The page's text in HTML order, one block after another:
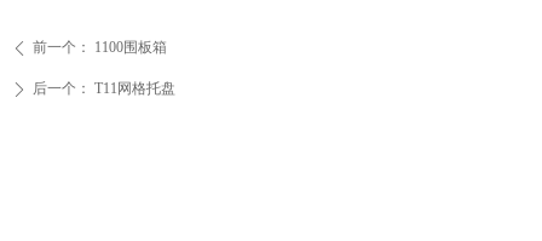
ꄴ 前一个： 1100围板箱
ꄲ 后一个： T11网格托盘